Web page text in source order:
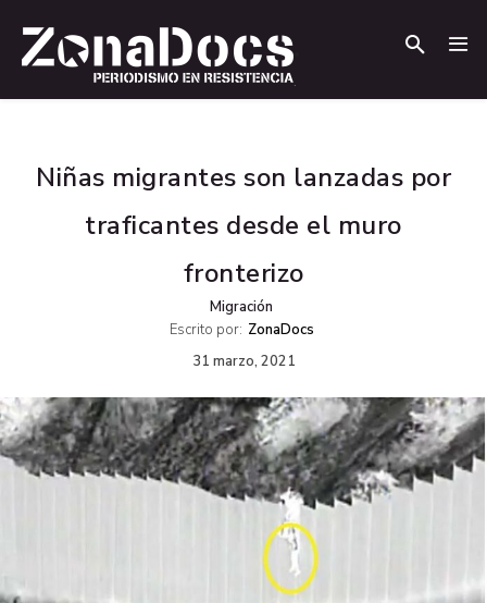
Niñas migrantes son lanzadas por
traficantes desde el muro
fronterizo
Migración
Escrito por: ZonaDocs
31 marzo, 2021